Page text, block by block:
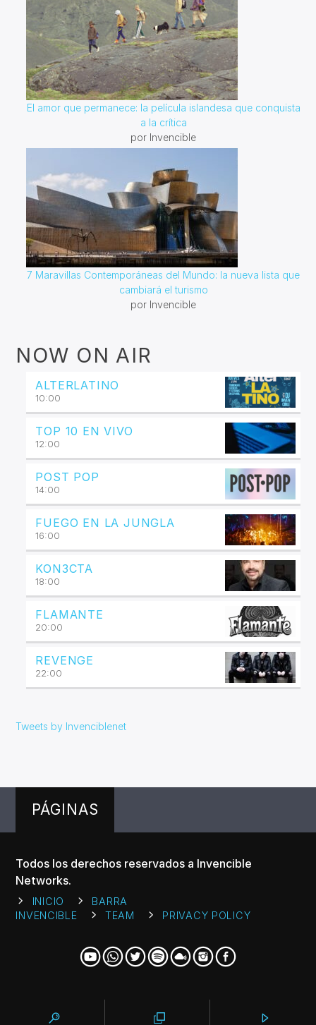
El amor que permanece: la película islandesa que conquista
a la crítica
por Invencible
7 Maravillas Contemporáneas del Mundo: la nueva lista que
cambiará el turismo
por Invencible
NOW ON AIR
ALTERLATINO
10:00
TOP 10 EN VIVO
12:00
POST POP
14:00
FUEGO EN LA JUNGLA
16:00
KON3CTA
18:00
FLAMANTE
20:00
REVENGE
22:00
Tweets by Invenciblenet
PÁGINAS
Todos los derechos reservados a Invencible
Networks.
INICIO
BARRA
INVENCIBLE
TEAM PRIVACY POLICY